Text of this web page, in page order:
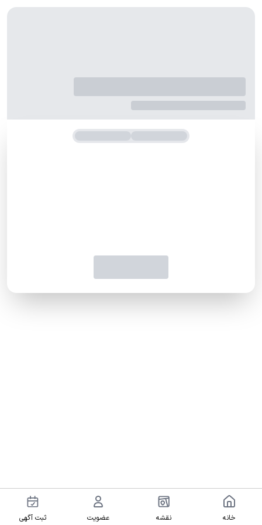
خانه نقشه عضویت ثبت آگهی